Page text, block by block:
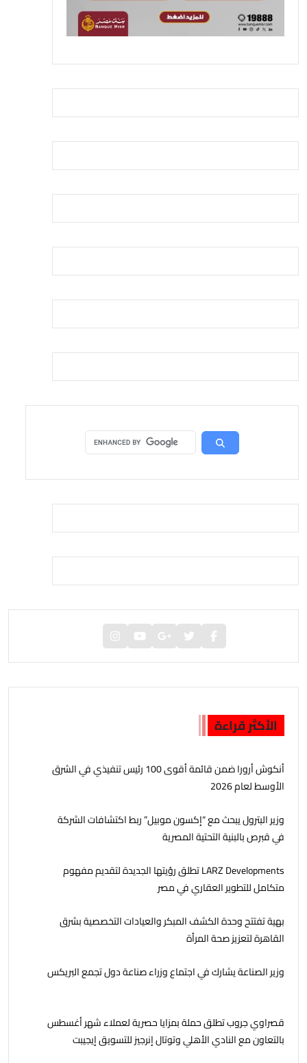
الأكثر قراءة
أنكوش أرورا ضمن قائمة أقوى 100 رئيس تنفيذي في الشرق
الأوسط لعام 2026
وزير البترول يبحث مع “إكسون موبيل” ربط اكتشافات الشركة
في قبرص بالبنية التحتية المصرية
LARZ Developments تطلق رؤيتها الجديدة لتقديم مفهوم
متكامل للتطوير العقاري في مصر
بهية تفتتح وحدة الكشف المبكر والعيادات التخصصية بشرق
القاهرة لتعزيز صحة المرأة
وزير الصناعة يشارك في اجتماع وزراء صناعة دول تجمع البريكس
قصراوي جروب تطلق حملة بمزايا حصرية لعملاء شهر أغسطس
بالتعاون مع النادي الأهلي وتوتال إنرجيز للتسويق إيجيبت